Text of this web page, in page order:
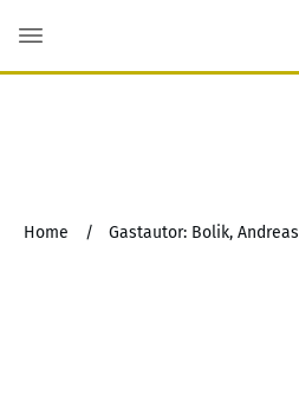
Home / Gastautor: Bolik, Andreas